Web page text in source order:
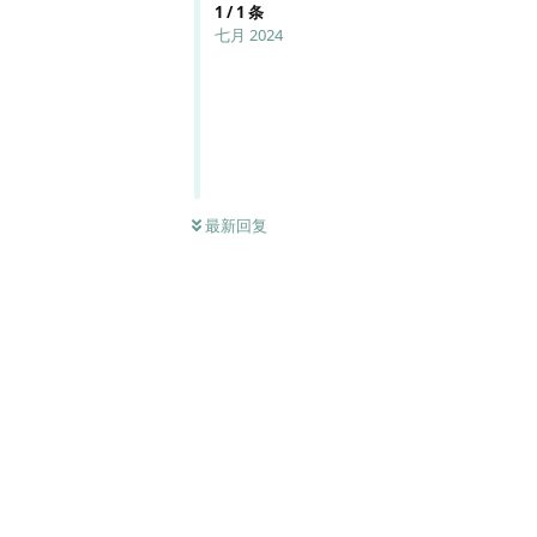
1 /1 条
七月 2024
最新回复